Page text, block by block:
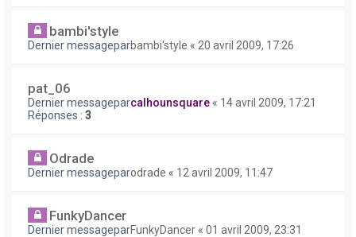
bambi'style
Dernier messageparbambi'style « 20 avril 2009, 17:26
pat_06
Dernier messageparcalhounsquare « 14 avril 2009, 17:21
Réponses : 3
Odrade
Dernier messageparodrade « 12 avril 2009, 11:47
FunkyDancer
Dernier messageparFunkyDancer « 01 avril 2009, 23:31